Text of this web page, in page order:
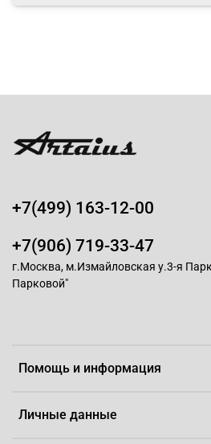
Помощь и информация
Личные данные
+7(499) 163-12-00
+7(906) 719-33-47
г.Москва, м.Измайловская у.3-я
Парковой"